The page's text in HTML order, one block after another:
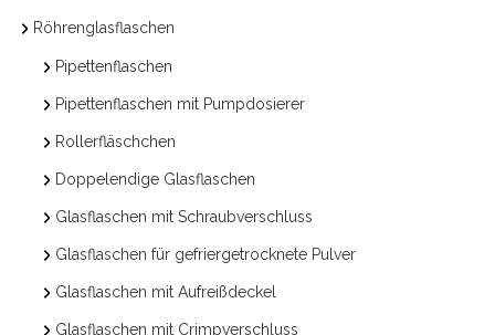
Röhrenglasflaschen
Pipettenflaschen
Pipettenflaschen mit Pumpdosierer
Rollerfläschchen
Doppelendige Glasflaschen
Glasflaschen mit Schraubverschluss
Glasflaschen für gefriergetrocknete Pulver
Glasflaschen mit Aufreißdeckel
Glasflaschen mit Crimpverschluss